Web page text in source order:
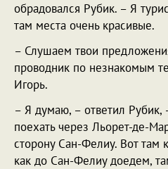
обрадовался Рубик. – Я
там места очень красивые.
– Слушаем твои
проводник по незнакомым
Игорь.
– Я думаю, – ответил Рубик,
поехать через Льорет-де-
сторону Сан-Фелиу. Вот там
как до Сан-Фелиу доедем,